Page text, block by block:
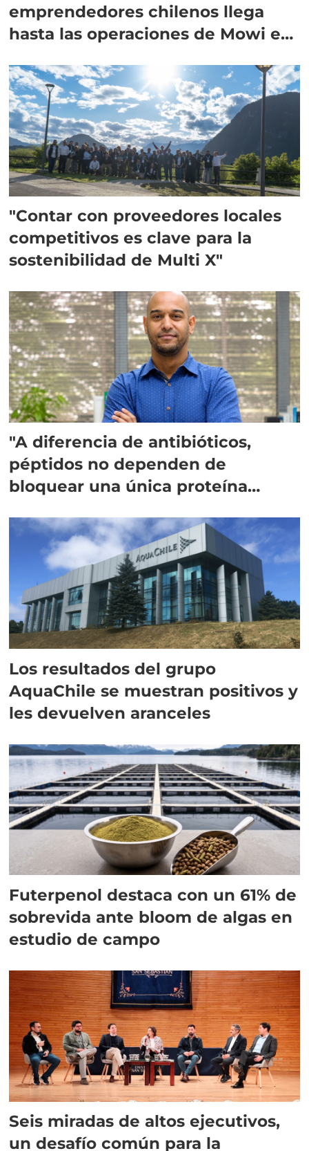
emprendedores chilenos llega
hasta las operaciones de Mowi en
"Contar con proveedores locales
competitivos es clave para la
sostenibilidad de Multi X"
"A diferencia de antibióticos,
péptidos no dependen de
bloquear una única proteína
Los resultados del grupo
AquaChile se muestran positivos y
les devuelven aranceles
Futerpenol destaca con un 61% de
sobrevida ante bloom de algas en
estudio de campo
Seis miradas de altos ejecutivos,
un desafío común para la